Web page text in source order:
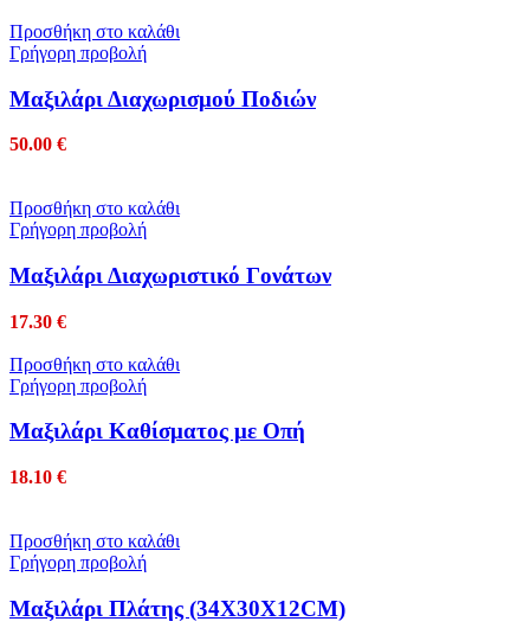
Προσθήκη στο καλάθι
Γρήγορη προβολή
Μαξιλάρι Διαχωρισμού Ποδιών
50.00 €
Προσθήκη στο καλάθι
Γρήγορη προβολή
Μαξιλάρι Διαχωριστικό Γονάτων
17.30 €
Προσθήκη στο καλάθι
Γρήγορη προβολή
Μαξιλάρι Καθίσματος με Οπή
18.10 €
Προσθήκη στο καλάθι
Γρήγορη προβολή
Μαξιλάρι Πλάτης (34Χ30Χ12CM)